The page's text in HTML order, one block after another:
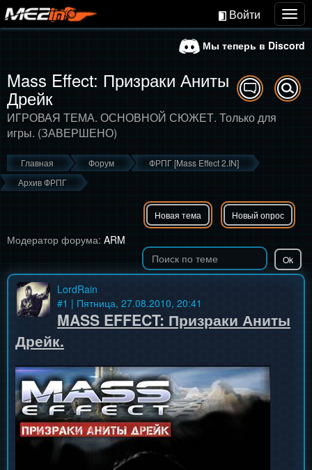
Войти
Мы теперь в Discord
Mass Effect: Призраки Аниты
Дрейк
ИГРОВАЯ ТЕМА. ОСНОВНОЙ СЮЖЕТ. Только для
игры. (ЗАВЕРШЕНО)
Главная Форум
ФРПГ [Mass Effect 2.IN]
Архив ФРПГ
Новая тема Новый опрос
Модератор форума: ARM
LordRain
#1 | Пятница, 27.08.2010, 20:41
MASS EFFECT: Призраки Аниты
Дрейк.